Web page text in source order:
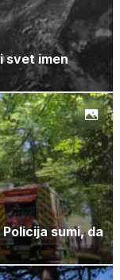
svet imen
sumi, da